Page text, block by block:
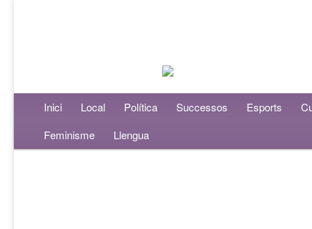
Menú principalAneu al contingut principal
Aneu al contingut secundari
Inici Local Política Successos Esports
Feminisme
Llengua